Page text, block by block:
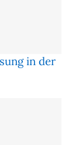
in der